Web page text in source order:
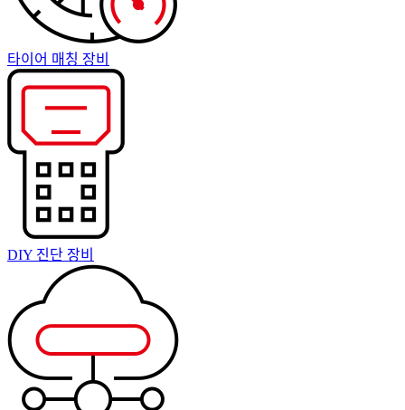
타이어 매칭 장비
DIY 진단 장비